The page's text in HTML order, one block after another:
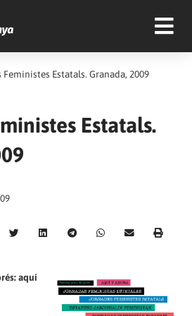
Feministes Estatals. Granada, 2009
Estatals.
aquí